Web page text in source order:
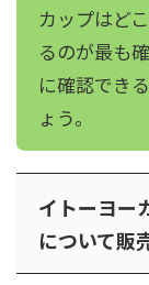
カップはど
るのが最も
に確認でき
ょう。
イトーヨー
について販